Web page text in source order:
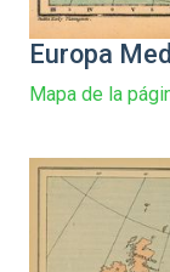
Europa
Mapa de la